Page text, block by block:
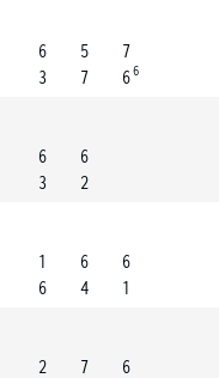
6
3
5
7
7
66
6
3
6
2
1
6
6
4
6
1
2
7
6